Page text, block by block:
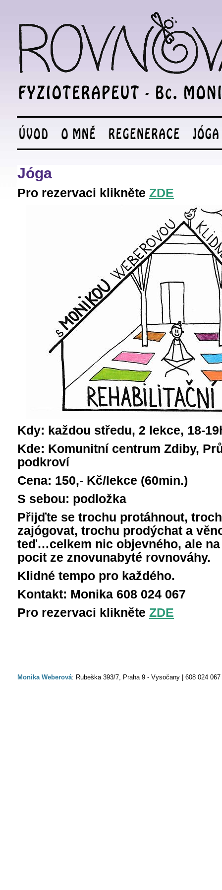
Jóga
Pro rezervaci klikněte ZDE
Kdy: každou středu, 2 lekce, 18-
Kde: Komunitní centrum Zdiby,
podkroví
Cena: 150,- Kč/lekce (60min.)
S sebou: podložka
Přijďte se trochu protáhnout,
zajógovat, trochu prodýchat a
teď…celkem nic objevného, ale
pocit ze znovunabyté rovnováhy.
Klidné tempo pro každého.
Kontakt: Monika 608 024 067
Pro rezervaci klikněte ZDE
Monika Weberová: Rubeška 393/7, Praha 9 - Vysočany | 608 024